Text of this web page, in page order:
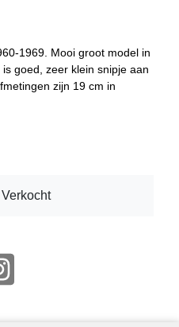
1969. Mooi groot model in
goed, zeer klein snipje aan
zijn 19 cm in
Verkocht